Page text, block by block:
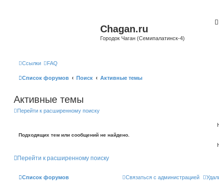
Chagan.ru
Городок Чаган (Семипалатинск-4)
Ссылки FAQ
Список форумов Поиск Активные темы
Активные темы
Перейти к расширенному поиску
Подходящих тем или сообщений не найдено.
Перейти к расширенному поиску
Список форумов Связаться с администрацией